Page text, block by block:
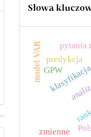
Słowa
pytania
predykcja
GPW
zmienne
model VAR